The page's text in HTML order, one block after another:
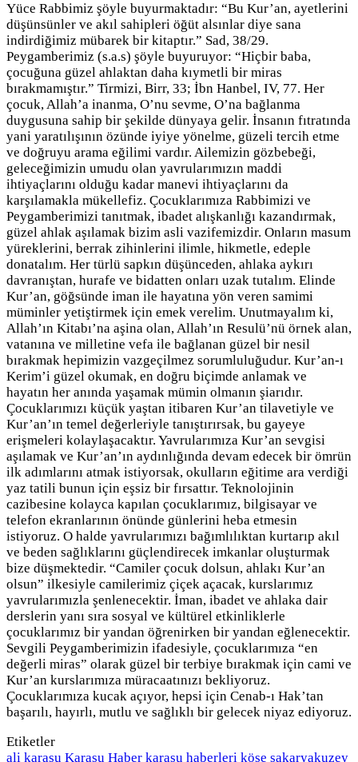
Yüce Rabbimiz şöyle buyurmaktadır: “Bu Kur’an, ayetlerini
düşünsünler ve akıl sahipleri öğüt alsınlar diye sana
indirdiğimiz mübarek bir kitaptır.” Sad, 38/29.
Peygamberimiz (s.a.s) şöyle buyuruyor: “Hiçbir baba,
çocuğuna güzel ahlaktan daha kıymetli bir miras
bırakmamıştır.” Tirmizi, Birr, 33; İbn Hanbel, IV, 77. Her
çocuk, Allah’a inanma, O’nu sevme, O’na bağlanma
duygusuna sahip bir şekilde dünyaya gelir. İnsanın fıtratında
yani yaratılışının özünde iyiye yönelme, güzeli tercih etme
ve doğruyu arama eğilimi vardır. Ailemizin gözbebeği,
geleceğimizin umudu olan yavrularımızın maddi
ihtiyaçlarını olduğu kadar manevi ihtiyaçlarını da
karşılamakla mükellefiz. Çocuklarımıza Rabbimizi ve
Peygamberimizi tanıtmak, ibadet alışkanlığı kazandırmak,
güzel ahlak aşılamak bizim asli vazifemizdir. Onların masum
yüreklerini, berrak zihinlerini ilimle, hikmetle, edeple
donatalım. Her türlü sapkın düşünceden, ahlaka aykırı
davranıştan, hurafe ve bidatten onları uzak tutalım. Elinde
Kur’an, göğsünde iman ile hayatına yön veren samimi
müminler yetiştirmek için emek verelim. Unutmayalım ki,
Allah’ın Kitabı’na aşina olan, Allah’ın Resulü’nü örnek alan,
vatanına ve milletine vefa ile bağlanan güzel bir nesil
bırakmak hepimizin vazgeçilmez sorumluluğudur. Kur’an-ı
Kerim’i güzel okumak, en doğru biçimde anlamak ve
hayatın her anında yaşamak mümin olmanın şiarıdır.
Çocuklarımızı küçük yaştan itibaren Kur’an tilavetiyle ve
Kur’an’ın temel değerleriyle tanıştırırsak, bu gayeye
erişmeleri kolaylaşacaktır. Yavrularımıza Kur’an sevgisi
aşılamak ve Kur’an’ın aydınlığında devam edecek bir ömrün
ilk adımlarını atmak istiyorsak, okulların eğitime ara verdiği
yaz tatili bunun için eşsiz bir fırsattır. Teknolojinin
cazibesine kolayca kapılan çocuklarımız, bilgisayar ve
telefon ekranlarının önünde günlerini heba etmesin
istiyoruz. O halde yavrularımızı bağımlılıktan kurtarıp akıl
ve beden sağlıklarını güçlendirecek imkanlar oluşturmak
bize düşmektedir. “Camiler çocuk dolsun, ahlakı Kur’an
olsun” ilkesiyle camilerimiz çiçek açacak, kurslarımız
yavrularımızla şenlenecektir. İman, ibadet ve ahlaka dair
derslerin yanı sıra sosyal ve kültürel etkinliklerle
çocuklarımız bir yandan öğrenirken bir yandan eğlenecektir.
Sevgili Peygamberimizin ifadesiyle, çocuklarımıza “en
değerli miras” olarak güzel bir terbiye bırakmak için cami ve
Kur’an kurslarımıza müracaatınızı bekliyoruz.
Çocuklarımıza kucak açıyor, hepsi için Cenab-ı Hak’tan
başarılı, hayırlı, mutlu ve sağlıklı bir gelecek niyaz ediyoruz.
Etiketler
ali karasu Karasu Haber karasu haberleri köşe sakaryakuzey